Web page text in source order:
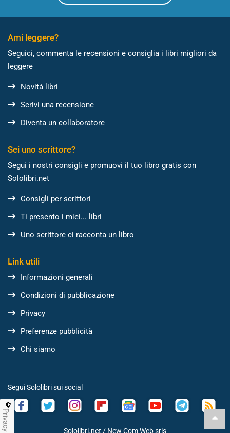
Ami leggere?
Seguici, commenta le recensioni e consiglia i libri migliori da
leggere
Novità libri
Scrivi una recensione
Diventa un collaboratore
Sei uno scrittore?
Segui i nostri consigli e promuovi il tuo libro gratis con
Sololibri.net
Consigli per scrittori
Ti presento i miei... libri
Uno scrittore ci racconta un libro
Link utili
Informazioni generali
Condizioni di pubblicazione
Privacy
Preferenze pubblicità
Chi siamo
Segui Sololibri sui social
Sololibri.net / New Com Web srls
Privacy